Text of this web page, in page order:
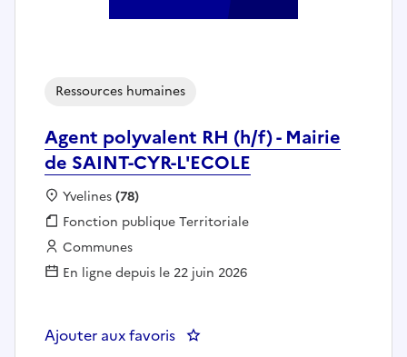
Agent polyvalent RH (h/f) - Mairie
de SAINT-CYR-L'ECOLE
Ressources humaines
Localisation :
Yvelines(78)
Fonction publique :
Fonction publique Territoriale
Employeur :
Communes
En ligne depuis le 22 juin 2026
Ajouter aux favoris : Agent polyvalent RH (h/f) -